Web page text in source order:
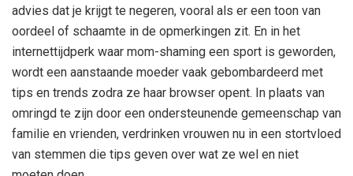
advies dat je krijgt te negeren, vooral als er een toon van
oordeel of schaamte in de opmerkingen zit. En in het
internettijdperk waar mom-shaming een sport is geworden,
wordt een aanstaande moeder vaak gebombardeerd met
tips en trends zodra ze haar browser opent. In plaats van
omringd te zijn door een ondersteunende gemeenschap van
familie en vrienden, verdrinken vrouwen nu in een stortvloed
van stemmen die tips geven over wat ze wel en niet